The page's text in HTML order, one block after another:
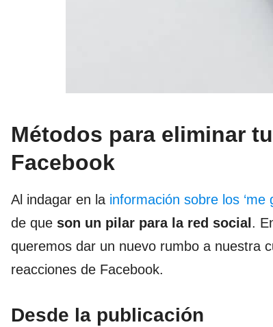
Métodos para eliminar
Facebook
Al indagar en la información sobre los ‘me
de que son un pilar para la red social .
queremos dar un nuevo rumbo a nuestra
reacciones de Facebook.
Desde la publicación